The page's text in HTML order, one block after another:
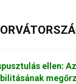
ellen: